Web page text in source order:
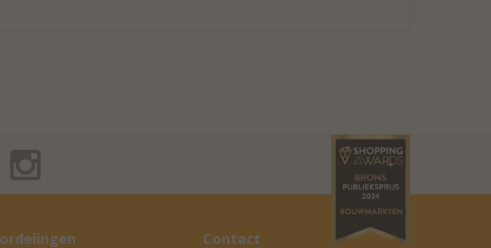
Contact